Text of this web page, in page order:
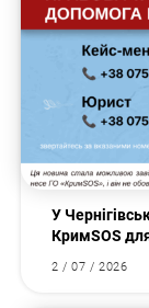
У
КримSOS
2 / 07 / 2026